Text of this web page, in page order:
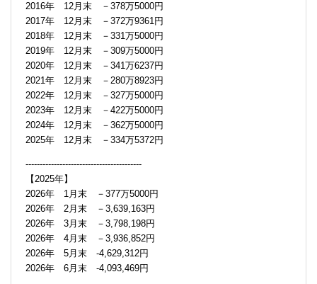
2016年 12月末 －378万5000円
2017年 12月末 －372万9361円
2018年 12月末 －331万5000円
2019年 12月末 －309万5000円
2020年 12月末 －341万6237円
2021年 12月末 －280万8923円
2022年 12月末 －327万5000円
2023年 12月末 －422万5000円
2024年 12月末 －362万5000円
2025年 12月末 －334万5372円
-----------------------------------------
【2025年】
2026年 1月末 －377万5000円
2026年 2月末 －3,639,163円
2026年 3月末 －3,798,198円
2026年 4月末 －3,936,852円
2026年 5月末 -4,629,312円
2026年 6月末 -4,093,469円